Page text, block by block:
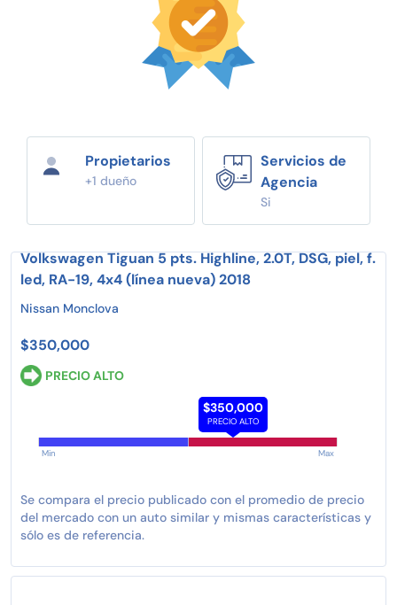
Propietarios
+1 dueño
Servicios de
Agencia
Si
Volkswagen Tiguan 5 pts. Highline, 2.0T, DSG, piel, f.
led, RA-19, 4x4 (línea nueva) 2018
Nissan Monclova
$350,000
PRECIO ALTO
$350,000
PRECIO ALTO
Min Max
Se compara el precio publicado con el promedio de precio
del mercado con un auto similar y mismas características y
sólo es de referencia.